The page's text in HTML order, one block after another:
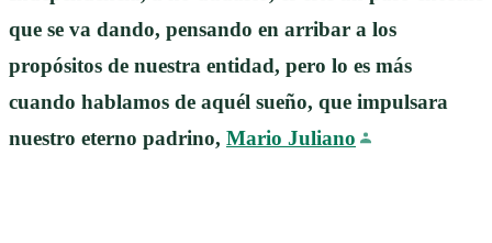
que se va dando, pensando en arribar a los
propósitos de nuestra entidad, pero lo es más
cuando hablamos de aquél sueño, que impulsara
nuestro eterno padrino, Mario Juliano